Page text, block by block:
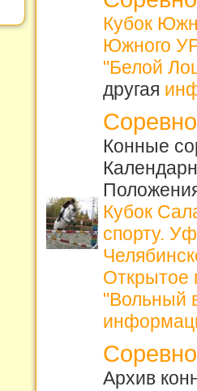
Кубок
Южного
"Белой
другая
Конные
Кубок
спорту.
Открытое
"Вольный
Архив